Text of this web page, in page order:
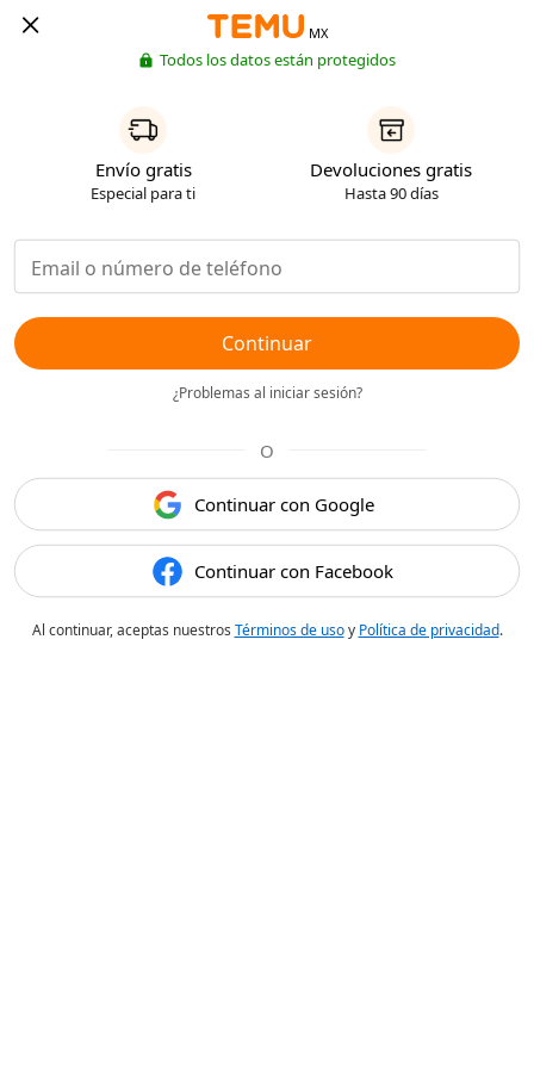
MX
Todos los datos están protegidos
Envío gratis
Especial para ti
Devoluciones gratis
Hasta 90 días
Continuar
¿Problemas al iniciar sesión?
O
Continuar con Google
Continuar con Facebook
Al continuar, aceptas nuestros Términos de usoy Política de privacidad.